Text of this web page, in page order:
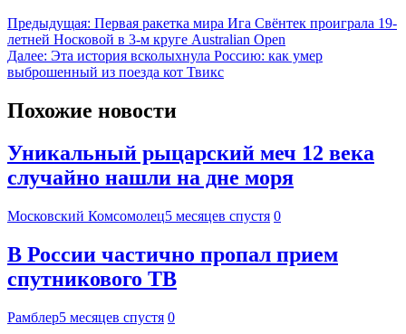
Предыдущая: Первая ракетка мира Ига Свёнтек проиграла 19-
летней Носковой в 3-м круге Australian Open
Далее: Эта история всколыхнула Россию: как умер
выброшенный из поезда кот Твикс
Похожие новости
Уникальный рыцарский меч 12 века
случайно нашли на дне моря
Московский Комсомолец5 месяцев спустя 0
В России частично пропал прием
спутникового ТВ
Рамблер5 месяцев спустя 0